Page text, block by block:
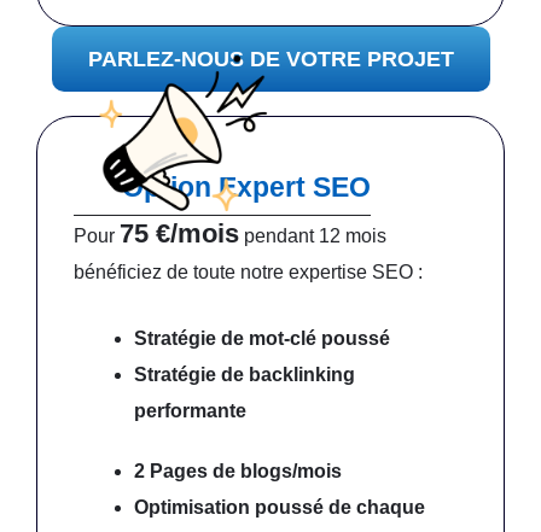
PARLEZ-NOUS DE VOTRE PROJET
Option Expert SEO
Pour 75 €/mois pendant 12 mois
bénéficiez de toute notre expertise SEO :
Stratégie de mot-clé poussé
Stratégie de backlinking
performante
2 Pages de blogs/mois
Optimisation poussé de chaque